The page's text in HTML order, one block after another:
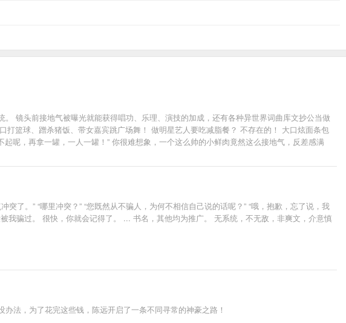
镜头前接地气被曝光就能获得唱功、乐理、演技的加成，还有各种异世界词曲库文抄公当做
篮球、蹭杀猪饭、带女嘉宾跳广场舞！ 做明星艺人要吃减脂餐？ 不存在的！ 大口炫面条包
呢，再拿一罐，一人一罐！” 你很难想象，一个这么帅的小鲜肉竟然这么接地气，反差感满
宾竟然都选择了他！ …… 读者交流群：414950008
了。” “哪里冲突？” “您既然从不骗人，为何不相信自己说的话呢？” “哦，抱歉，忘了说，我
我骗过。 很快，你就会记得了。 ... 书名，其他均为推广。 无系统，不无敌，非爽文，介意慎
法，为了花完这些钱，陈远开启了一条不同寻常的神豪之路！